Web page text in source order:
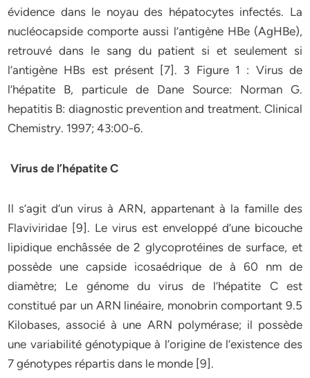
évidence dans le noyau des hépatocytes infectés. La
nucléocapside comporte aussi l’antigène HBe (AgHBe),
retrouvé dans le sang du patient si et seulement si
l’antigène HBs est présent [7]. 3 Figure 1 : Virus de
l’hépatite B, particule de Dane Source: Norman G.
hepatitis B: diagnostic prevention and treatment. Clinical
Chemistry. 1997; 43:00-6.
Virus de l’hépatite C
Il s’agit d’un virus à ARN, appartenant à la famille des
Flaviviridae [9]. Le virus est enveloppé d’une bicouche
lipidique enchâssée de 2 glycoprotéines de surface, et
possède une capside icosaédrique de à 60 nm de
diamètre; Le génome du virus de l’hépatite C est
constitué par un ARN linéaire, monobrin comportant 9.5
Kilobases, associé à une ARN polymérase; il possède
une variabilité génotypique à l’origine de l’existence des
7 génotypes répartis dans le monde [9].